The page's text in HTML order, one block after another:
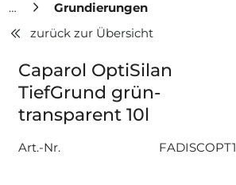
Grundierungen
zurück zur Übersicht
Caparol OptiSilan
TiefGrund grün-
transparent 10l
Art.-Nr. FADISCOPT1